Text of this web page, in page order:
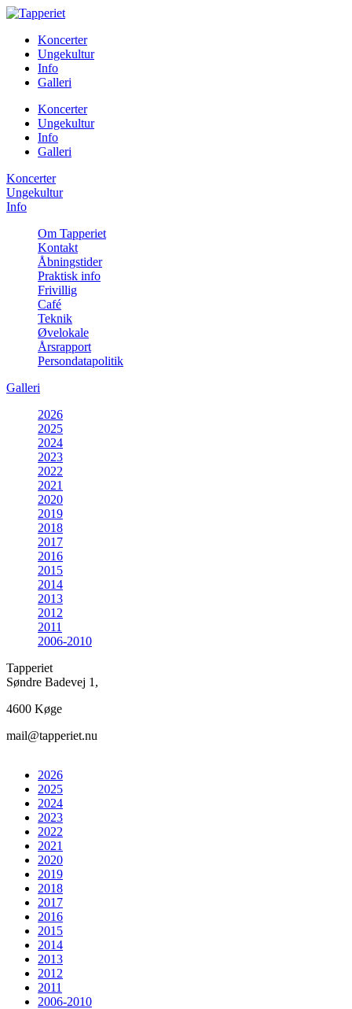
Koncerter
Ungekultur
Info
Galleri
Koncerter
Ungekultur
Info
Galleri
Koncerter
Ungekultur
Info
Om Tapperiet
Kontakt
Åbningstider
Praktisk info
Frivillig
Café
Teknik
Øvelokale
Årsrapport
Persondatapolitik
Galleri
2026
2025
2024
2023
2022
2021
2020
2019
2018
2017
2016
2015
2014
2013
2012
2011
2006-2010
Tapperiet
Søndre Badevej 1,
4600 Køge
mail@tapperiet.nu
2026
2025
2024
2023
2022
2021
2020
2019
2018
2017
2016
2015
2014
2013
2012
2011
2006-2010